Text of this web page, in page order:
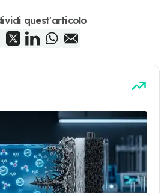
quest'articolo